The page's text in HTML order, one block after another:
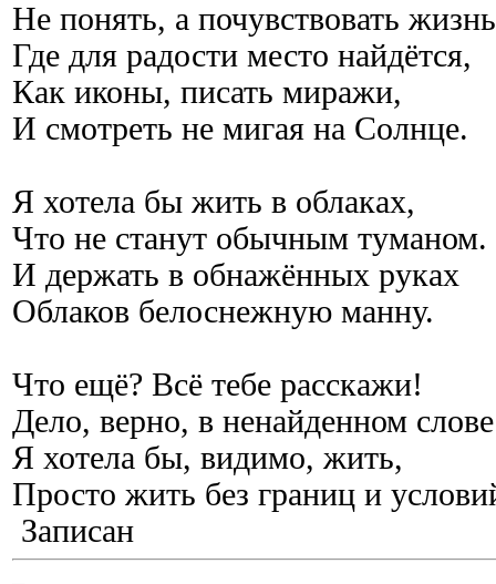
Не понять, а почувствовать
Где для радости место найдётся,
Как иконы, писать миражи,
И смотреть не мигая на Солнце.
Я хотела бы жить в облаках,
Что не станут обычным туманом.
И держать в обнажённых руках
Облаков белоснежную манну.
Что ещё? Всё тебе расскажи!
Дело, верно, в ненайденном
Я хотела бы, видимо, жить,
Просто жить без границ и
Записан